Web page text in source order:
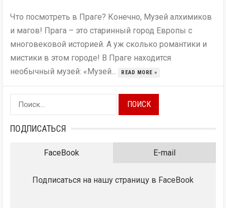
Что посмотреть в Праге? Конечно, Музей алхимиков
и магов! Прага – это старинный город Европы с
многовековой историей. А уж сколько романтики и
мистики в этом городе! В Праге находится
необычный музей: «Музей...
READ MORE »
Найти:
ПОДПИСАТЬСЯ
FaceBook E-mail
Подписаться на нашу страницу в FaceBook